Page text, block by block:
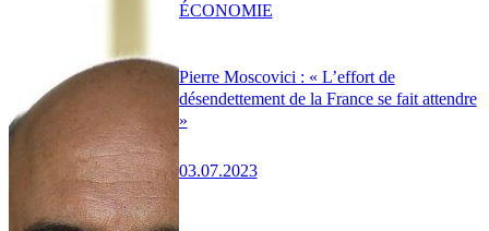
Pierre Moscovici : « L’effort de
désendettement de la France se fait attendre
»
03.07.2023
ÉCONOMIE